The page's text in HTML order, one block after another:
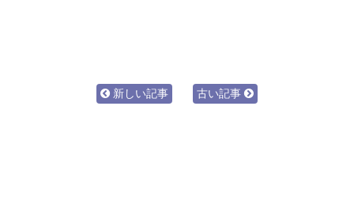
新しい記事 古い記事